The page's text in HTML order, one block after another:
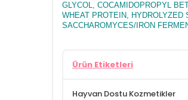
GLYCOL, COCAMIDOPROPYL
WHEAT PROTEIN,
SACCHAROMYCES/IRON
Ürün Etiketleri
Hayvan Dostu Kozmetikler